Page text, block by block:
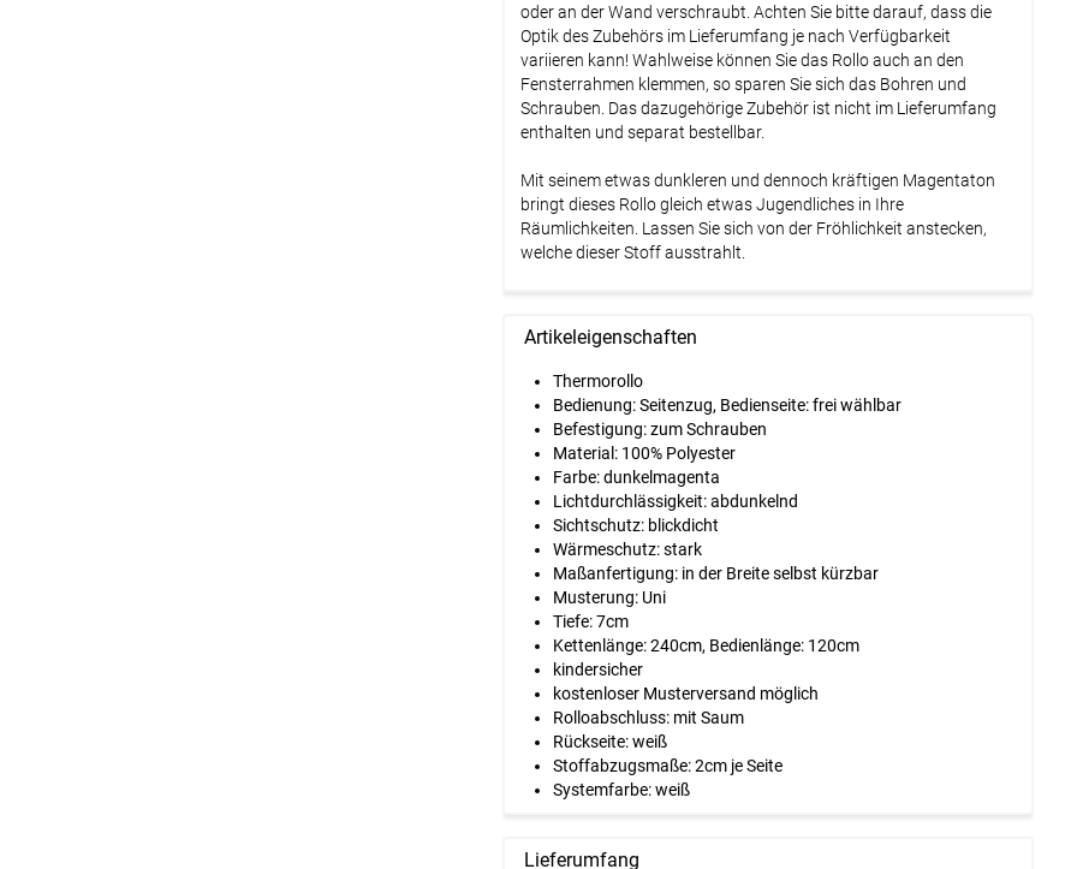
oder an der Wand verschraubt. Achten Sie bitte darauf, dass die
Optik des Zubehörs im Lieferumfang je nach Verfügbarkeit
variieren kann! Wahlweise können Sie das Rollo auch an den
Fensterrahmen klemmen, so sparen Sie sich das Bohren und
Schrauben. Das dazugehörige Zubehör ist nicht im Lieferumfang
enthalten und separat bestellbar.
Mit seinem etwas dunkleren und dennoch kräftigen Magentaton
bringt dieses Rollo gleich etwas Jugendliches in Ihre
Räumlichkeiten. Lassen Sie sich von der Fröhlichkeit anstecken,
welche dieser Stoff ausstrahlt.
Artikeleigenschaften
Thermorollo
Bedienung:Seitenzug, Bedienseite: frei wählbar
Befestigung:zum Schrauben
Material: 100% Polyester
Farbe:dunkelmagenta
Lichtdurchlässigkeit:abdunkelnd
Sichtschutz: blickdicht
Wärmeschutz: stark
Maßanfertigung: in der Breite selbst kürzbar
Musterung: Uni
Tiefe:7cm
Kettenlänge:240cm, Bedienlänge: 120cm
kindersicher
kostenloser Musterversand möglich
Rolloabschluss: mit Saum
Rückseite:weiß
Stoffabzugsmaße:2cm je Seite
Systemfarbe:weiß
Lieferumfang